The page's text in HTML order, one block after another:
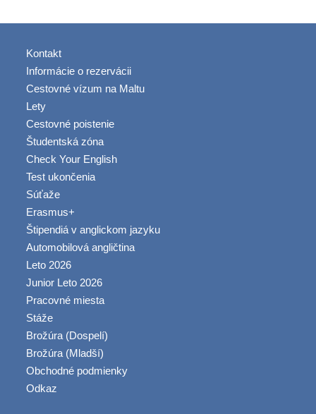
Kontakt
Informácie o rezervácii
Cestovné vízum na Maltu
Lety
Cestovné poistenie
Študentská zóna
Check Your English
Test ukončenia
Súťaže
Erasmus+
Štipendiá v anglickom jazyku
Automobilová angličtina
Leto 2026
Junior Leto 2026
Pracovné miesta
Stáže
Brožúra (Dospelí)
Brožúra (Mladší)
Obchodné podmienky
Odkaz